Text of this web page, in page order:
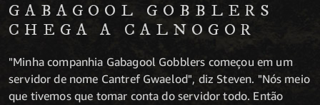
GABAGOOL GOBBLERS
CHEGA A CALNOGOR
"Minha companhia Gabagool Gobblers começou em um
servidor de nome Cantref Gwaelod", diz Steven. "Nós meio
que tivemos que tomar conta do servidor todo. Então